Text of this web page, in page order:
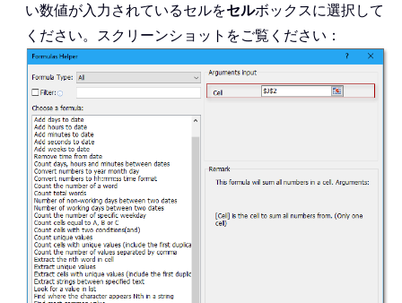
い数値が入力されているセルをセルボックスに選択して
ください。スクリーンショットをご覧ください：